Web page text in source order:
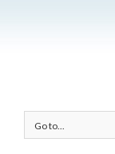
Go to...